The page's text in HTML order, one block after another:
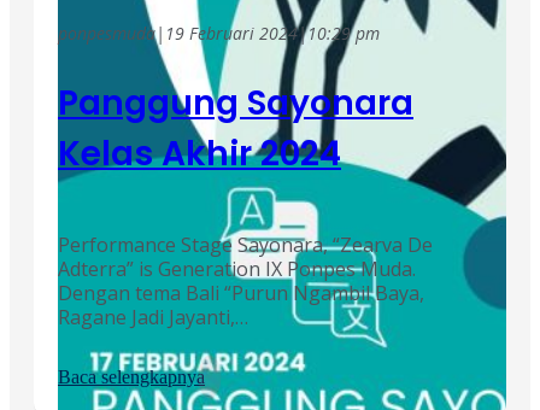
ponpesmuda| 19 Februari 2024|10:29 pm
Panggung Sayonara
Kelas Akhir 2024
Performance Stage Sayonara, “Zearva De
Adterra” is Generation IX Ponpes Muda.
Dengan tema Bali “Purun Ngambil Baya,
Ragane Jadi Jayanti,…
Baca selengkapnya